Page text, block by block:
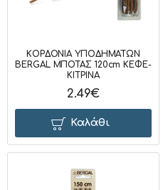
ΚΟΡΔΟΝΙΑ ΥΠΟΔΗΜΑΤΩΝ
BERGAL ΜΠΟΤΑΣ 120cm ΚΕΦΕ-
ΚΙΤΡΙΝΑ
2.49€
Καλάθι